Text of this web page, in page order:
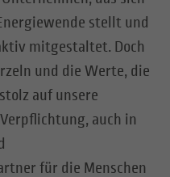
stellt und
mitgestaltet. Doch
und die Werte, die
auf unsere
auch in
für die Menschen